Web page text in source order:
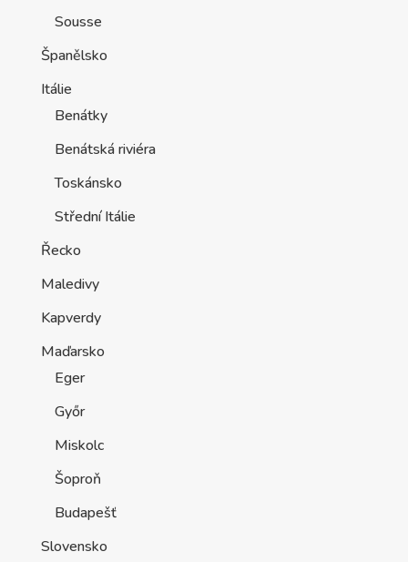
Sousse
Španělsko
Itálie
Benátky
Benátská riviéra
Toskánsko
Střední Itálie
Řecko
Maledivy
Kapverdy
Maďarsko
Eger
Győr
Miskolc
Šoproň
Budapešť
Slovensko